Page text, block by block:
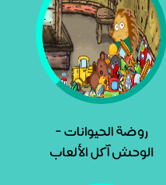
روضة الحيوانات -
الوحش آكل الألعاب